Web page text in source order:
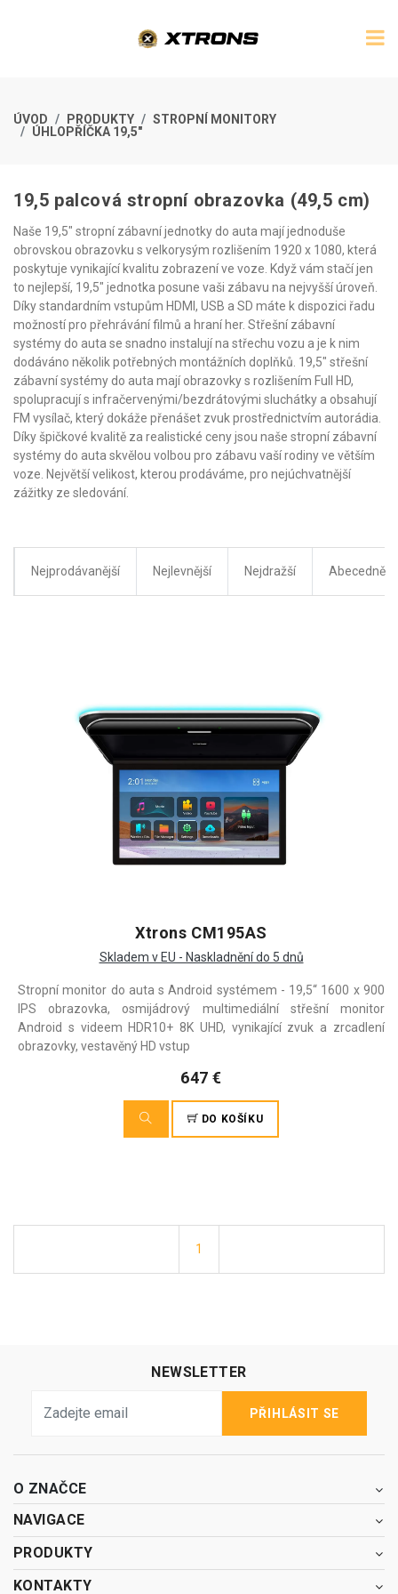
ÚVOD PRODUKTY
STROPNÍ MONITORY
ÚHLOPŘÍČKA 19,5"
19,5 palcová stropní obrazovka (49,5 cm)
Naše 19,5" stropní zábavní jednotky do auta mají jednoduše
obrovskou obrazovku s velkorysým rozlišením 1920 x 1080, která
poskytuje vynikající kvalitu zobrazení ve voze. Když vám stačí jen
to nejlepší, 19,5" jednotka posune vaši zábavu na nejvyšší úroveň.
Díky standardním vstupům HDMI, USB a SD máte k dispozici řadu
možností pro přehrávání filmů a hraní her. Střešní zábavní
systémy do auta se snadno instalují na střechu vozu a je k nim
dodáváno několik potřebných montážních doplňků. 19,5" střešní
zábavní systémy do auta mají obrazovky s rozlišením Full HD,
spolupracují s infračervenými/bezdrátovými sluchátky a obsahují
FM vysílač, který dokáže přenášet zvuk prostřednictvím autorádia.
Díky špičkové kvalitě za realistické ceny jsou naše stropní zábavní
systémy do auta skvělou volbou pro zábavu vaší rodiny ve větším
voze. Největší velikost, kterou prodáváme, pro nejúchvatnější
zážitky ze sledování.
Nejprodávanější Nejlevnější Nejdražší Abecedně
Xtrons CM195AS
Skladem v EU - Naskladnění do 5 dnů
Stropní monitor do auta s Android systémem - 19,5“ 1600 x 900
IPS obrazovka, osmijádrový multimediální střešní monitor
Android s videem HDR10+ 8K UHD, vynikající zvuk a zrcadlení
obrazovky, vestavěný HD vstup
647 €
DO KOŠÍKU
1
NEWSLETTER
PŘIHLÁSIT SE
O ZNAČCE
NAVIGACE
PRODUKTY
KONTAKTY